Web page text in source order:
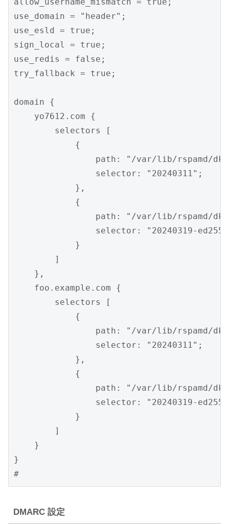
allow_username_mismatch = true;
use_domain = "header";
use_esld = true;
sign_local = true;
use_redis = false;
try_fallback = true;
domain {
    yo7612.com {
        selectors [
            {
path: "/var/lib/rspamd/
                selector: "20240311";
            },
            {
path: "/var/lib/rspamd/
selector: "20240319-
            }
        ]
    },
    foo.example.com {
        selectors [
            {
path: "/var/lib/rspamd/
                selector: "20240311";
            },
            {
path: "/var/lib/rspamd/
selector: "20240319-
            }
        ]
    }
}
#
DMARC 設定